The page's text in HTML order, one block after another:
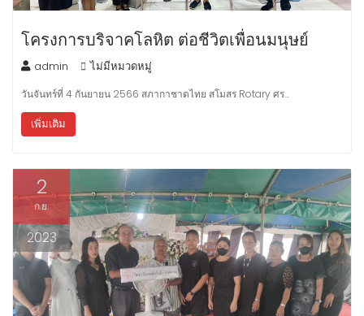
โครงการบริจาคโลหิต ต่อชีวิตเพื่อนมนุษย์
admin ไม่มีหมวดหมู่
วันจันทร์ที่ 4 กันยายน 2566 สภากาชาดไทย สโมสร Rotary ศร…
เพิ่มเติม
2
ก.ย.
2023